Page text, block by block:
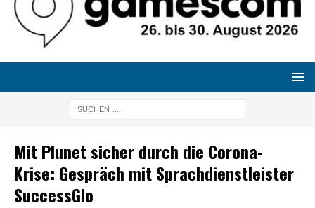
Mit Plunet sicher durch die Corona-
Krise: Gespräch mit Sprachdienstleister
SuccessGlo